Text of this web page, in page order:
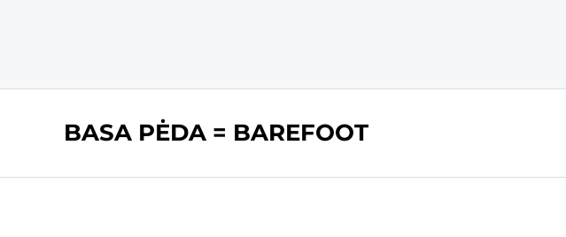
BASA PĖDA = BAREFOOT